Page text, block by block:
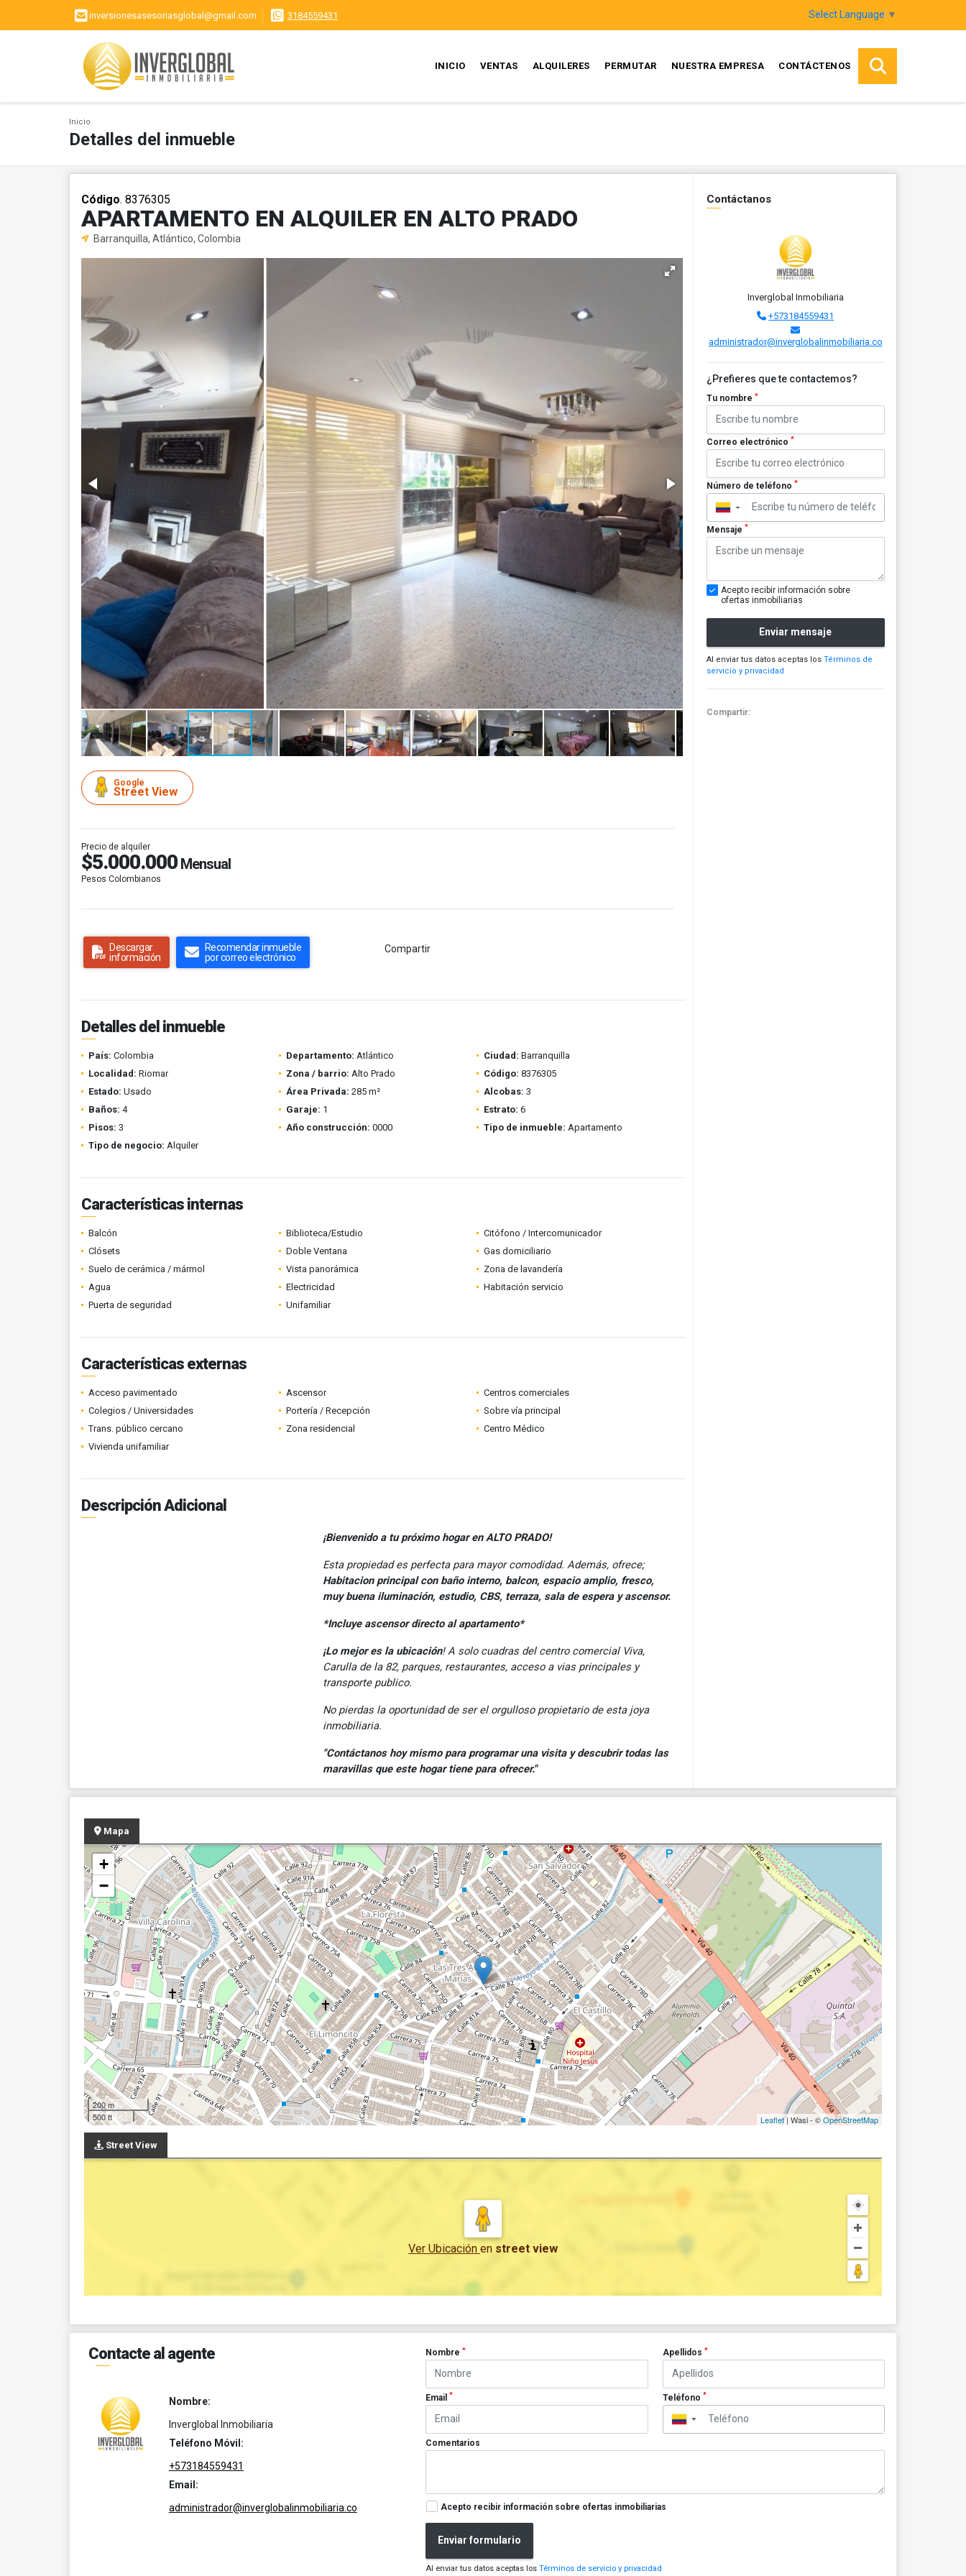
inversionesasesoriasglobal@gmail.com 3184559431 Select Language ▼
INICIO VENTAS ALQUILERES PERMUTAR NUESTRA EMPRESA CONTÁCTENOS
Inicio
Detalles del inmueble
Código. 8376305
APARTAMENTO EN ALQUILER EN ALTO PRADO
Barranquilla, Atlántico, Colombia
Google
Street View
Precio de alquiler
$5.000.000 Mensual
Pesos Colombianos
Descargar
información
Recomendar inmueble
por correo electrónico
Compartir
Detalles del inmueble
País: Colombia Departamento: Atlántico Ciudad: Barranquilla
Localidad: Riomar Zona / barrio: Alto Prado Código: 8376305
Estado: Usado Área Privada: 285 m² Alcobas: 3
Baños: 4 Garaje: 1 Estrato: 6
Pisos: 3 Año construcción: 0000 Tipo de inmueble: Apartamento
Tipo de negocio: Alquiler
Características internas
Balcón Biblioteca/Estudio
Citófono / Intercomunicador
Clósets
Doble Ventana
Gas domiciliario
Suelo de cerámica / mármol
Vista panorámica
Zona de lavandería
Agua
Electricidad
Habitación servicio
Puerta de seguridad
Unifamiliar
Características externas
Acceso pavimentado Ascensor
Centros comerciales
Colegios / Universidades
Portería / Recepción
Sobre vía principal
Trans. público cercano
Zona residencial
Centro Médico
Vivienda unifamiliar
Descripción Adicional
¡Bienvenido a tu próximo hogar en ALTO PRADO!
Esta propiedad es perfecta para mayor comodidad. Además, ofrece;
Habitacion principal con baño interno, balcon, espacio amplio, fresco,
muy buena iluminación, estudio, CBS, terraza, sala de espera y ascensor.
*Incluye ascensor directo al apartamento*
¡Lo mejor es la ubicación! A solo cuadras del centro comercial Viva,
Carulla de la 82, parques, restaurantes, acceso a vias principales y
transporte publico.
No pierdas la oportunidad de ser el orgulloso propietario de esta joya
inmobiliaria.
"Contáctanos hoy mismo para programar una visita y descubrir todas las
maravillas que este hogar tiene para ofrecer."
Contáctanos
Inverglobal Inmobiliaria
+573184559431
administrador@inverglobalinmobiliaria.co
¿Prefieres que te contactemos?
Tu nombre *
Correo electrónico *
Número de teléfono *
▼
Mensaje *
Acepto recibir información sobre
ofertas inmobiliarias
Enviar mensaje
Al enviar tus datos aceptas los Términos de
servicio y privacidad
Compartir:
Mapa
+
−
200 m
500 ft
Leaflet| Wasi - ©OpenStreetMap
Street View
Ver Ubicación en street view
Contacte al agente
Nombre:
Inverglobal Inmobiliaria
Teléfono Móvil:
+573184559431
Email:
administrador@inverglobalinmobiliaria.co
Nombre* Apellidos *
Email* Teléfono *
▼
Comentarios
Acepto recibir información sobre ofertas inmobiliarias
Enviar formulario
Al enviar tus datos aceptas losTérminos de servicio y privacidad